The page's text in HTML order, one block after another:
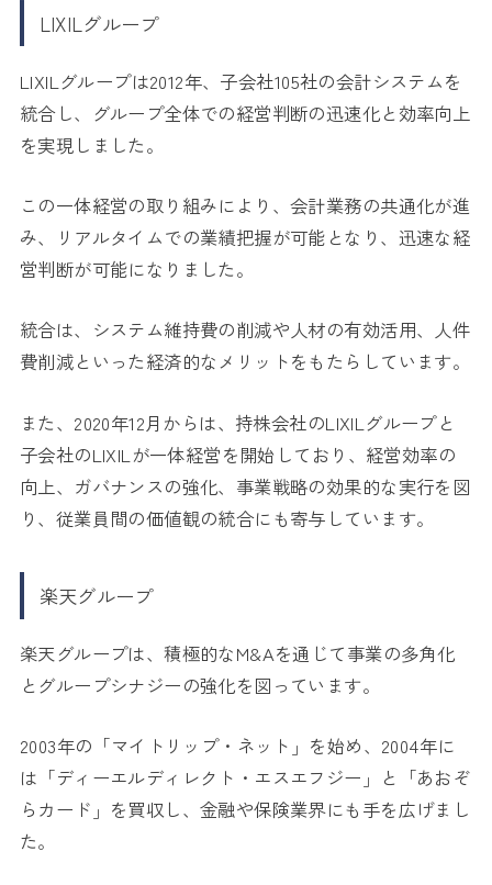
LIXILグループ
LIXILグループは2012年、子会社105社の会計システムを
統合し、グループ全体での経営判断の迅速化と効率向上
を実現しました。
この一体経営の取り組みにより、会計業務の共通化が進
み、リアルタイムでの業績把握が可能となり、迅速な経
営判断が可能になりました。
統合は、システム維持費の削減や人材の有効活用、人件
費削減といった経済的なメリットをもたらしています。
また、2020年12月からは、持株会社のLIXILグループと
子会社のLIXILが一体経営を開始しており、経営効率の
向上、ガバナンスの強化、事業戦略の効果的な実行を図
り、従業員間の価値観の統合にも寄与しています。
楽天グループ
楽天グループは、積極的なM&Aを通じて事業の多角化
とグループシナジーの強化を図っています。
2003年の「マイトリップ・ネット」を始め、2004年に
は「ディーエルディレクト・エスエフジー」と「あおぞ
らカード」を買収し、金融や保険業界にも手を広げまし
た。